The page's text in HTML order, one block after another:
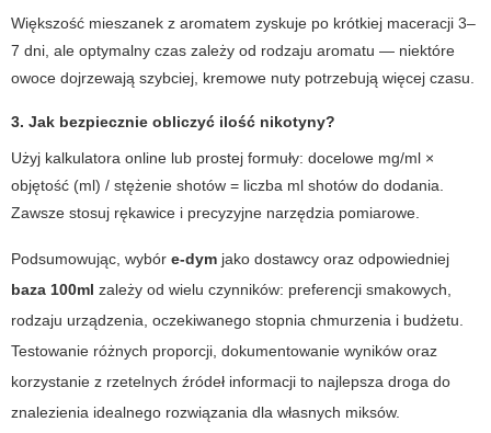
Większość mieszanek z aromatem zyskuje po krótkiej maceracji 3–
7 dni, ale optymalny czas zależy od rodzaju aromatu — niektóre
owoce dojrzewają szybciej, kremowe nuty potrzebują więcej czasu.
3. Jak bezpiecznie obliczyć ilość nikotyny?
Użyj kalkulatora online lub prostej formuły: docelowe mg/ml ×
objętość (ml) / stężenie shotów = liczba ml shotów do dodania.
Zawsze stosuj rękawice i precyzyjne narzędzia pomiarowe.
Podsumowując, wybór e-dym jako dostawcy oraz odpowiedniej
baza 100ml zależy od wielu czynników: preferencji smakowych,
rodzaju urządzenia, oczekiwanego stopnia chmurzenia i budżetu.
Testowanie różnych proporcji, dokumentowanie wyników oraz
korzystanie z rzetelnych źródeł informacji to najlepsza droga do
znalezienia idealnego rozwiązania dla własnych miksów.